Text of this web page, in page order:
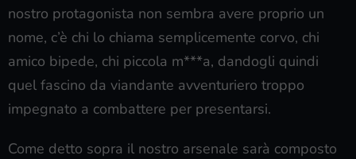
nostro protagonista non sembra avere proprio un
nome, c’è chi lo chiama semplicemente corvo, chi
amico bipede, chi piccola m***a, dandogli quindi
quel fascino da viandante avventuriero troppo
impegnato a combattere per presentarsi.
Come detto sopra il nostro arsenale sarà composto